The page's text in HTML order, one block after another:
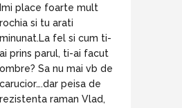
Imi place foarte mult
rochia si tu arati
minunat.La fel si cum ti-
ai prins parul, ti-ai facut
ombre? Sa nu mai vb de
carucior….dar peisa de
rezistenta raman Vlad,